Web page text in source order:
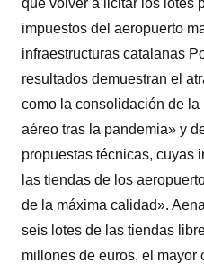
impuestos del aeropuerto
infraestructuras catalanas
resultados demuestran el
como la consolidación de
aéreo tras la pandemia» y
propuestas técnicas, cuyas
las tiendas de los
de la máxima calidad».
seis lotes de las tiendas
millones de euros, el mayor